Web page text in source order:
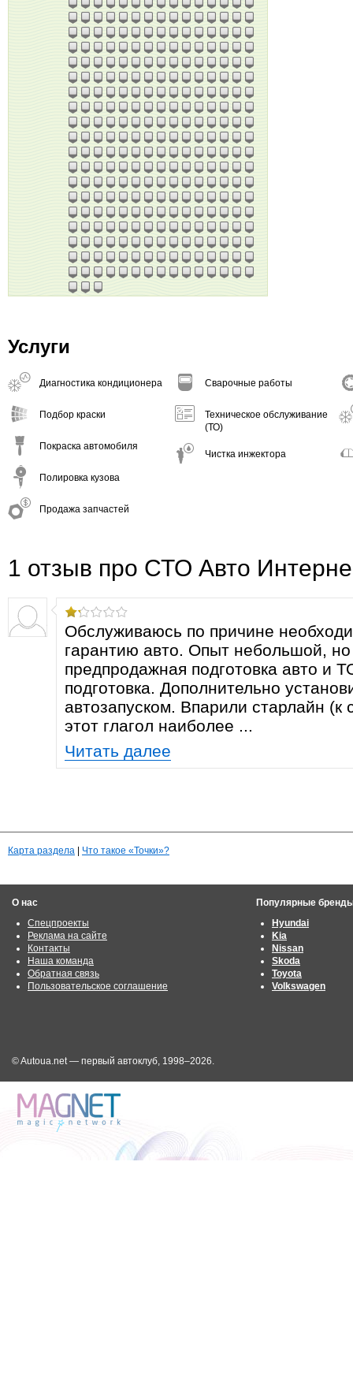
Услуги
Диагностика кондиционера
Подбор краски
Покраска автомобиля
Полировка кузова
Продажа запчастей
Сварочные работы
Техническое обслуживание
(ТО)
Чистка инжектора
1 отзыв про СТО Авто
Обслуживаюсь по причине
гарантию авто. Опыт небольшой,
предпродажная подготовка авто и
подготовка. Дополнительно
автозапуском. Впарили старлайн
этот глагол наиболее ...
Читать далее
Карта раздела | Что такое «Точки»?
О нас
Спецпроекты
Реклама на сайте
Контакты
Наша команда
Обратная связь
Пользовательское соглашение
Популярные
Hyundai
Kia
Nissan
Skoda
Toyota
Volkswagen
© Autoua.net — первый автоклуб, 1998–2026.